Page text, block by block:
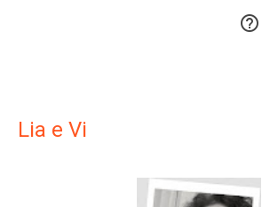

Lia e Vi